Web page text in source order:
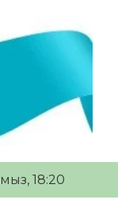
18:20